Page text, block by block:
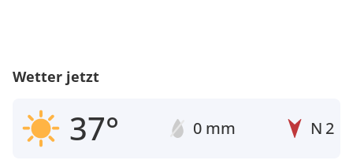
Wetter jetzt
37° 0 mm N 2